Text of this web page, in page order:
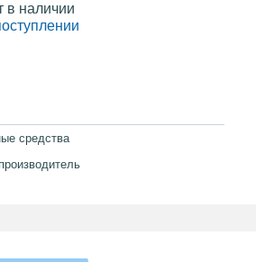
в наличии
средства